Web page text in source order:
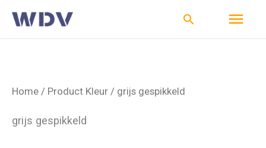
Ga
naar
Zoeken
Home / Product Kleur / grijs gespikkeld
grijs gespikkeld